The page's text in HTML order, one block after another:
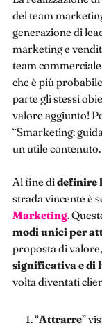
del team
generazione di
marketing e
team
che è più
parte gli stessi
valore aggiunto!
“Smarketing:
un utile contenuto.
Al fine didefinire
strada vincente è
Marketing.
modi unici per
proposta di
significativa e di
volta diventati
“Attrarre”